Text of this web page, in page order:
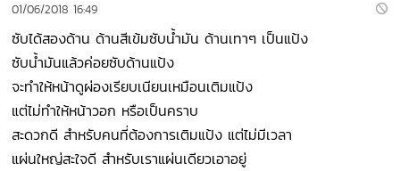
01/06/2018 16:49
ซับได้สองด้าน ด้านสีเข้มซับน้ำมัน ด้านเทาๆ เป็นแป้ง
ซับน้ำมันแล้วค่อยซับด้านแป้ง
จะทำให้หน้าดูผ่องเรียบเนียนเหมือนเติมแป้ง
แต่ไม่ทำให้หน้าวอก หรือเป็นคราบ
สะดวกดี สำหรับคนที่ต้องการเติมแป้ง แต่ไม่มีเวลา
แผ่นใหญ่สะใจดี สำหรับเราแผ่นเดียวเอาอยู่